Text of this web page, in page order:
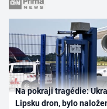
Na pokraji tragédie:
Lipsku dron, bylo